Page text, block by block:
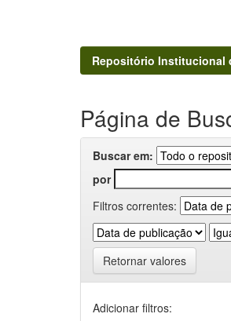
Repositório Institucional
Página de
Buscar em:
por
Filtros correntes:
Retornar valores
Adicionar filtros: